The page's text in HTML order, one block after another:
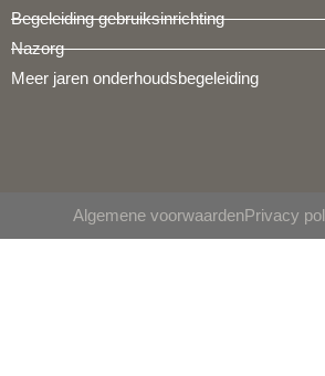
Begeleiding gebruiksinrichting
Nazorg
Meer jaren onderhoudsbegeleiding
Algemene voorwaardenPrivacy